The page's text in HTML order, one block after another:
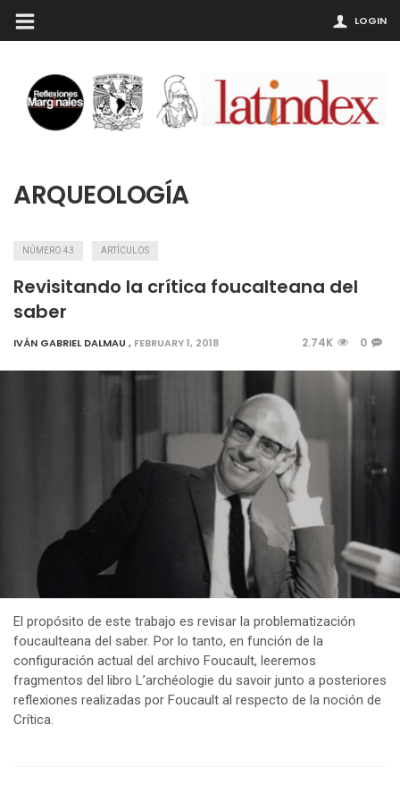
LOGIN
ARQUEOLOGÍA
NÚMERO 43 ARTÍCULOS
Revisitando la crítica foucalteana del
saber
IVÁN GABRIEL DALMAU , FEBRUARY 1, 2018 2.74K 0
El propósito de este trabajo es revisar la problematización
foucaulteana del saber. Por lo tanto, en función de la
configuración actual del archivo Foucault, leeremos
fragmentos del libro L’archéologie du savoir junto a posteriores
reflexiones realizadas por Foucault al respecto de la noción de
Crítica.